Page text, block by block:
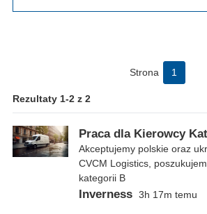
Strona 1
Rezultaty 1-2 z 2
Praca dla Kierowcy
Akceptujemy polskie oraz
CVCM Logistics,
kategorii B
Inverness 3h 17m temu